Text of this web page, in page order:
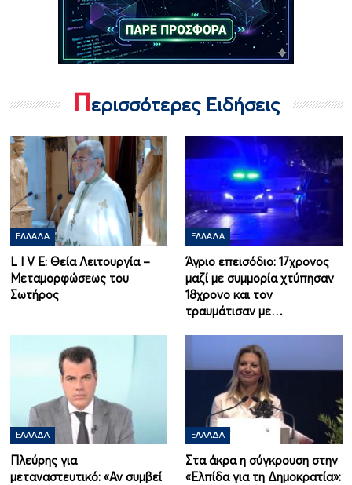
Περισσότερες Ειδήσεις
ΕΛΛΆΔΑ
L I V E: Θεία Λειτουργία –
Μεταμορφώσεως του
Σωτήρος
ΕΛΛΆΔΑ
Άγριο επεισόδιο: 17χρονος
μαζί με συμμορία χτύπησαν
18χρονο και τον
τραυμάτισαν με…
ΕΛΛΆΔΑ
Πλεύρης για
μεταναστευτικό: «Αν συμβεί
ΕΛΛΆΔΑ
Στα άκρα η σύγκρουση στην
«Ελπίδα για τη Δημοκρατία»: